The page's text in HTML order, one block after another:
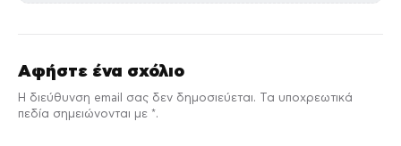
Αφήστε ένα σχόλιο
Η διεύθυνση email σας δεν δημοσιεύεται. Τα υποχρεωτικά
πεδία σημειώνονται με *.